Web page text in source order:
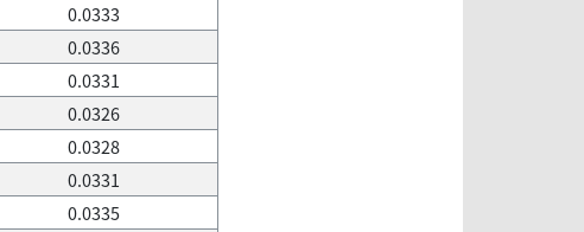
0.0333
0.0336
0.0331
0.0326
0.0328
0.0331
0.0335